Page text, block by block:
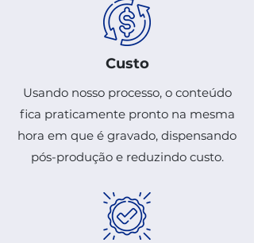
Custo
Usando nosso processo, o conteúdo
fica praticamente pronto na mesma
hora em que é gravado, dispensando
pós-produção e reduzindo custo.